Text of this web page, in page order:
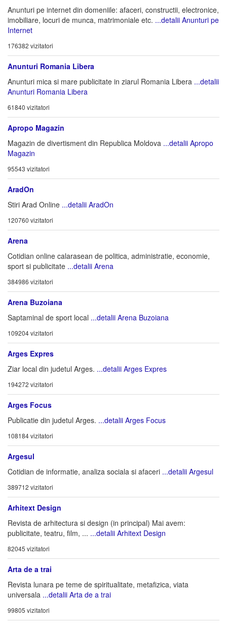
Anunturi pe internet din domeniile: afaceri, constructii, electronice,
imobiliare, locuri de munca, matrimoniale etc. ...detalii Anunturi pe
Internet
176382 vizitatori
Anunturi Romania Libera
Anunturi mica si mare publicitate in ziarul Romania Libera ...detalii
Anunturi Romania Libera
61840 vizitatori
Apropo Magazin
Magazin de divertisment din Republica Moldova ...detalii Apropo
Magazin
95543 vizitatori
AradOn
Stiri Arad Online ...detalii AradOn
120760 vizitatori
Arena
Cotidian online calarasean de politica, administratie, economie,
sport si publicitate ...detalii Arena
384986 vizitatori
Arena Buzoiana
Saptaminal de sport local ...detalii Arena Buzoiana
109204 vizitatori
Arges Expres
Ziar local din judetul Arges. ...detalii Arges Expres
194272 vizitatori
Arges Focus
Publicatie din judetul Arges. ...detalii Arges Focus
108184 vizitatori
Argesul
Cotidian de informatie, analiza sociala si afaceri ...detalii Argesul
389712 vizitatori
Arhitext Design
Revista de arhitectura si design (in principal) Mai avem:
publicitate, teatru, film, ... ...detalii Arhitext Design
82045 vizitatori
Arta de a trai
Revista lunara pe teme de spiritualitate, metafizica, viata
universala ...detalii Arta de a trai
99805 vizitatori